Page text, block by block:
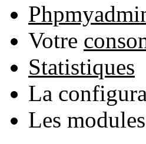
Votre
Statistiques
La
Les modules